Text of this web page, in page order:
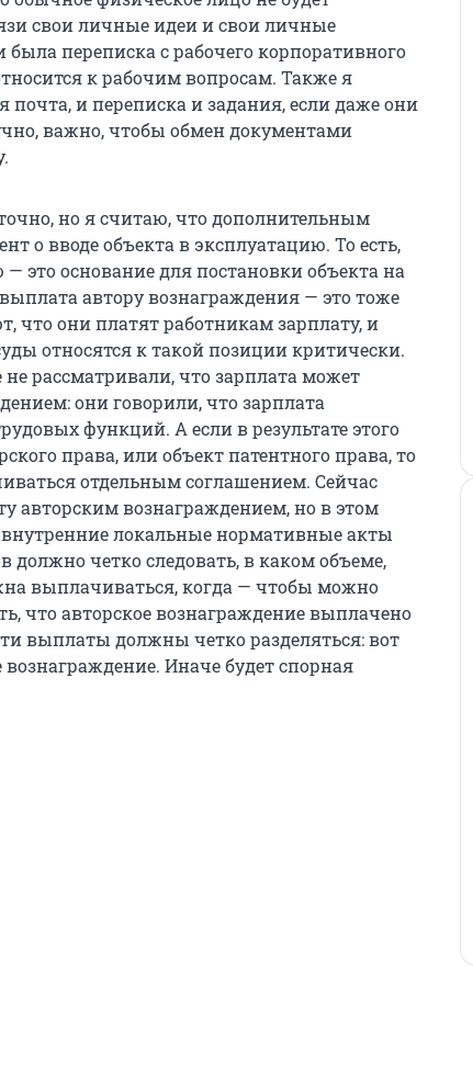
свои личные идеи и свои личные
была переписка с рабочего корпоративного
к рабочим вопросам. Также я
и переписка и задания, если даже они
важно, чтобы обмен документами
но я считаю, что дополнительным
о вводе объекта в эксплуатацию. То есть,
это основание для постановки объекта на
автору вознаграждения — это тоже
они платят работникам зарплату, и
относятся к такой позиции критически.
рассматривали, что зарплата может
они говорили, что зарплата
функций. А если в результате этого
права, или объект патентного права, то
отдельным соглашением. Сейчас
авторским вознаграждением, но в этом
локальные нормативные акты
должно четко следовать, в каком объеме,
выплачиваться, когда — чтобы можно
что авторское вознаграждение выплачено
выплаты должны четко разделяться: вот
Иначе будет спорная